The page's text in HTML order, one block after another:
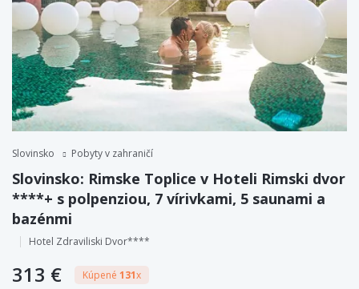
Slovinsko Pobyty v zahraničí
Slovinsko: Rimske Toplice v Hoteli Rimski dvor
****+ s polpenziou, 7 vírivkami, 5 saunami a
bazénmi
Hotel Zdraviliski Dvor****
313 € Kúpené 131x